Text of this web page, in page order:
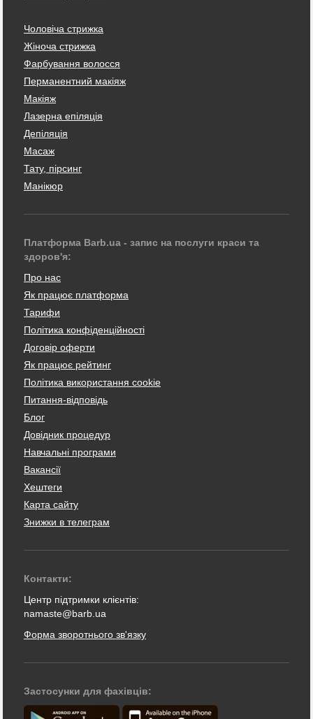
Чоловіча стрижка
Жіноча стрижка
Фарбування волосся
Перманентний макіяж
Макіяж
Лазерна епіляція
Депіляція
Масаж
Тату, пірсинг
Манікюр
Платформа Barb.ua - запис на послуги краси та
здоров'я:
Про нас
Як працює платформа
Тарифи
Політика конфіденційності
Договір оферти
Як працює рейтинг
Політика використання cookie
Питання-відповідь
Блог
Довідник процедур
Навчальні програми
Вакансії
Хештеги
Карта сайту
Знижки в телеграм
Контакти:
Центр підтримки клієнтів:
namaste@barb.ua
Форма зворотнього зв'язку
Застосунки для фахівців: